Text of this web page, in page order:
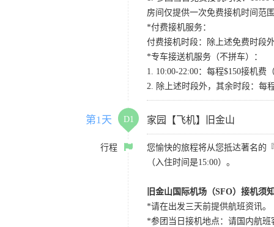
房间仅提供一次免费接机时间范
*付费接机服务：
付费接机时段：除上述免费时段
*专车接送机服务（不拼车）：
1. 10:00-22:00：每程$150接机
2. 除上述时段外，其余时段：每
第1天 D1 家园【飞机】旧金山
行程
您愉快的旅程将从您抵达著名的
（入住时间是15:00）。
旧金山国际机场（SFO）接机须
*请在出发三天前提供航班资讯。
*参团当日接机地点：请国内航班